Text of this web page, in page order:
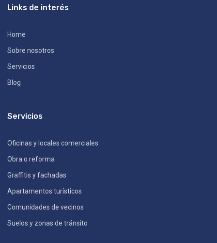
Links de interés
Home
Sobre nosotros
Servicios
Blog
Servicios
Oficinas y locales comerciales
Obra o reforma
Graffitis y fachadas
Apartamentos turísticos
Comunidades de vecinos
Suelos y zonas de tránsito